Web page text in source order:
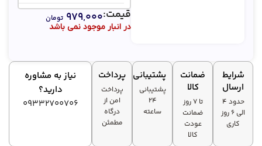
AUX
بلوتوث
میکروفون
در انبار موجود نمی باشد
قیمت:۹۷۹,۰۰۰ تومان
شرایط
ارسال
حدود 4
الی 6 روز
کاری
ضمانت
کالا
تا ۷ روز
ضمانت
عودت
کالا
پشتیبانی
پشتیبانی
۲۴
ساعته
پرداخت
پرداخت
امن از
درگاه
مطمئن
نیاز به مشاوره
دارید؟
09332700706